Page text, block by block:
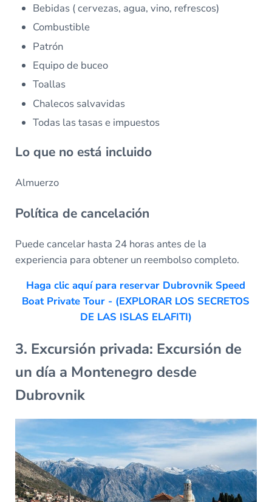
Bebidas ( cervezas, agua, vino, refrescos)
Combustible
Patrón
Equipo de buceo
Toallas
Chalecos salvavidas
Todas las tasas e impuestos
Lo que no está incluido
Almuerzo
Política de cancelación
Puede cancelar hasta 24 horas antes de la
experiencia para obtener un reembolso completo.
Haga clic aquí para reservar Dubrovnik Speed
Boat Private Tour - (EXPLORAR LOS SECRETOS
DE LAS ISLAS ELAFITI)
3. Excursión privada: Excursión de
un día a Montenegro desde
Dubrovnik